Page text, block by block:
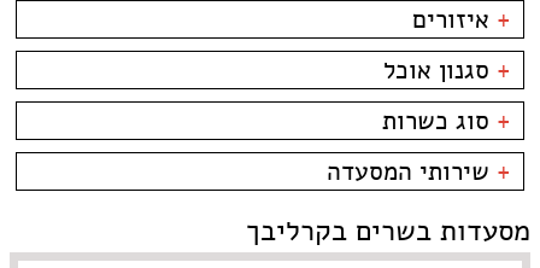
+ איזורים
טיילת תל אביב
צפון תל אביב
קרליבך
צפון ישן
שוק הפשפשים
צהלה
תל אביב
פלורנטין
+ סגנון אוכל
בשרים
דגים
פירות ים
צרפתי
סושי
אירועים
ביסטרו
בית קפה
בר מסעדה
גורמה
+ סוג כשרות
כשרות
כשר למהדרין
+ שירותי המסעדה
משלוחים
מסעדות בשרים בקרליבך